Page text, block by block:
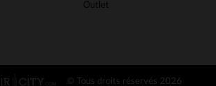
Outlet
© Tous droits réservés 2026